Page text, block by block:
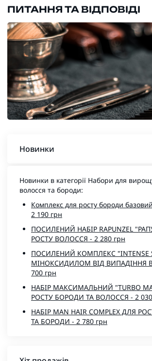
ПИТАННЯ ТА ВІДПОВІДІ
Новинки
Новинки в категорії Набори для
волосся та бороди:
Комплекс для росту бороди
2 190 грн
ПОСИЛЕНИЙ НАБІР RAPUNZEL
РОСТУ ВОЛОССЯ - 2 280 грн
ПОСИЛЕНИЙ КОМПЛЕКС "INTENSE
МІНОКСИДИЛОМ ВІД ВИПАДІННЯ
700 грн
НАБІР МАКСИМАЛЬНИЙ "TURBO
РОСТУ БОРОДИ ТА ВОЛОССЯ - 2
НАБІР MAN HAIR COMPLEX ДЛЯ
ТА БОРОДИ - 2 780 грн